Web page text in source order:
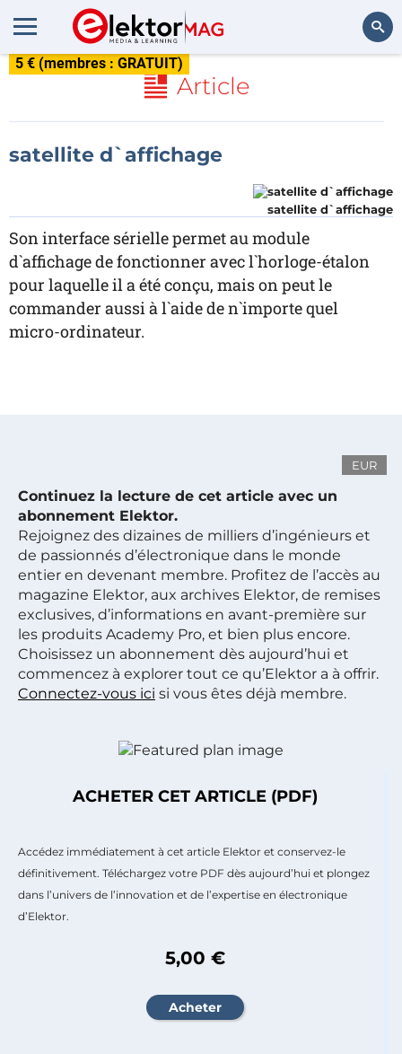
5 € (membres : GRATUIT)
Article
satellite d`affichage
satellite d`affichage
Son interface sérielle permet au module
d`affichage de fonctionner avec l`horloge-étalon
pour laquelle il a été conçu, mais on peut le
commander aussi à l`aide de n`importe quel
micro-ordinateur.
EUR
Continuez la lecture de cet article avec un
abonnement Elektor.
Rejoignez des dizaines de milliers d’ingénieurs et
de passionnés d’électronique dans le monde
entier en devenant membre. Profitez de l’accès au
magazine Elektor, aux archives Elektor, de remises
exclusives, d’informations en avant-première sur
les produits Academy Pro, et bien plus encore.
Choisissez un abonnement dès aujourd’hui et
commencez à explorer tout ce qu’Elektor a à offrir.
Connectez-vous ici si vous êtes déjà membre.
ACHETER CET ARTICLE (PDF)
Accédez immédiatement à cet article Elektor et conservez-le
définitivement. Téléchargez votre PDF dès aujourd’hui et plongez
dans l’univers de l’innovation et de l’expertise en électronique
d’Elektor.
5,00 €